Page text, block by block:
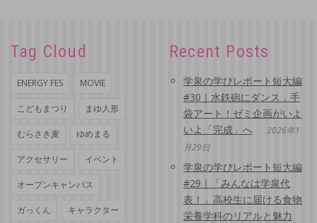
Tag Cloud
ENERGY FES MOVIE
こどもまつり まゆ人形
むらさき麦 ゆめまる
アクセサリー イベント
オープンキャンパス
ガっくん キャラクター
Recent Posts
学泉の学びレポート短大編
#30｜水鉄砲にダンス，手
袋アート！ゼミ企画がいよ
いよ「完成」へ
2026年1
月29日
学泉の学びレポート短大編
#29｜「みんなは学泉代
表！」高校生に届ける食物
栄養学科のリアルと魅力